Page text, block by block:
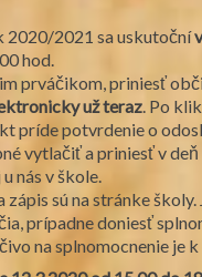
2020/2021 sa uskutoční
hod.
prváčikom, priniesť
už teraz . Po
príde potvrdenie o
vytlačiť a priniesť v deň
nás v škole.
sú na stránke
prípadne doniesť
na splnomocnenie je